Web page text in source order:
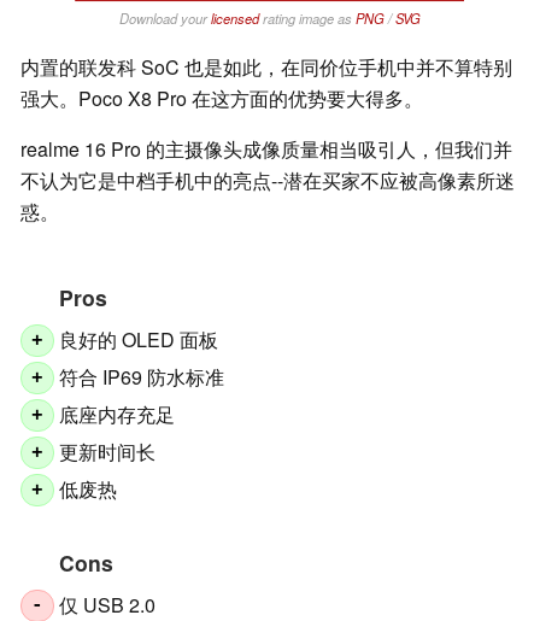
Download yourlicensedrating image as PNG/SVG
内置的联发科 SoC 也是如此，在同价位手机中并不算特别
强大。Poco X8 Pro 在这方面的优势要大得多。
realme 16 Pro 的主摄像头成像质量相当吸引人，但我们并
不认为它是中档手机中的亮点--潜在买家不应被高像素所迷
惑。
Pros
+ 良好的 OLED 面板
+ 符合 IP69 防水标准
+ 底座内存充足
+ 更新时间长
+ 低废热
Cons
- 仅 USB 2.0